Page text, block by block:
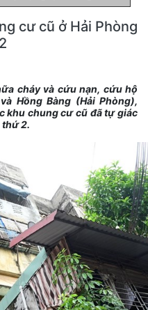
cư cũ ở Hải Phòng
cháy và cứu nạn, cứu hộ
Hồng Bàng (Hải Phòng),
khu chung cư cũ đã tự giác
thứ 2.